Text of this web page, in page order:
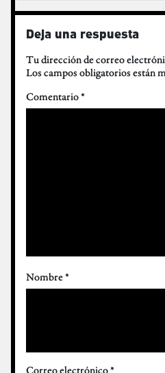
Deja una respuesta
Tu dirección de correo
Los campos obligatorios están
Comentario*
Nombre*
Correo electrónico*